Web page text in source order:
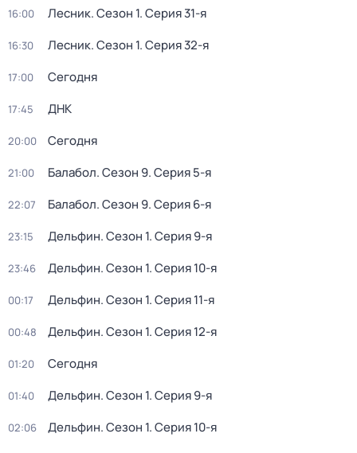
16:00 Лесник. Сезон 1. Серия 31-я
16:30 Лесник. Сезон 1. Серия 32-я
17:00 Сегодня
17:45 ДНК
20:00 Сегодня
21:00 Балабол. Сезон 9. Серия 5-я
22:07 Балабол. Сезон 9. Серия 6-я
23:15 Дельфин. Сезон 1. Серия 9-я
23:46 Дельфин. Сезон 1. Серия 10-я
00:17 Дельфин. Сезон 1. Серия 11-я
00:48 Дельфин. Сезон 1. Серия 12-я
01:20 Сегодня
01:40 Дельфин. Сезон 1. Серия 9-я
02:06 Дельфин. Сезон 1. Серия 10-я